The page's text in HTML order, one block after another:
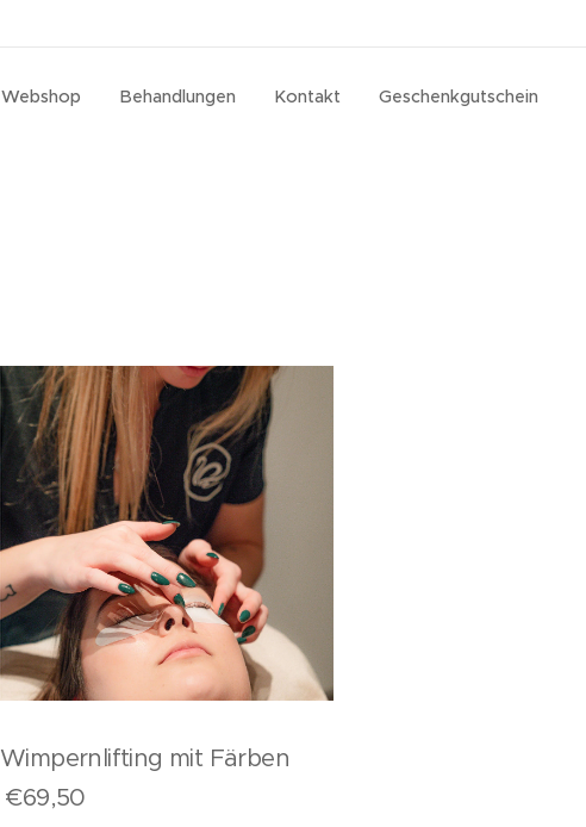
Webshop Behandlungen Kontakt Geschenkgutschein
Wimpernlifting mit Färben
€69,50